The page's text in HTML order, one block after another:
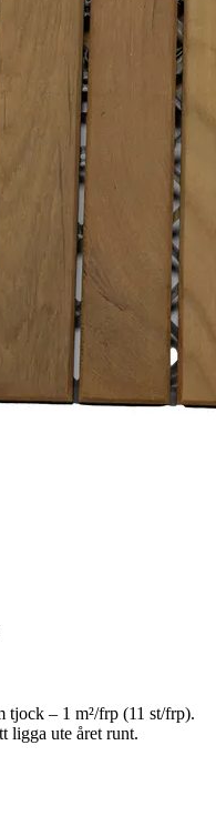
tjock – 1 m²/frp (11 st/frp).
ligga ute året runt.